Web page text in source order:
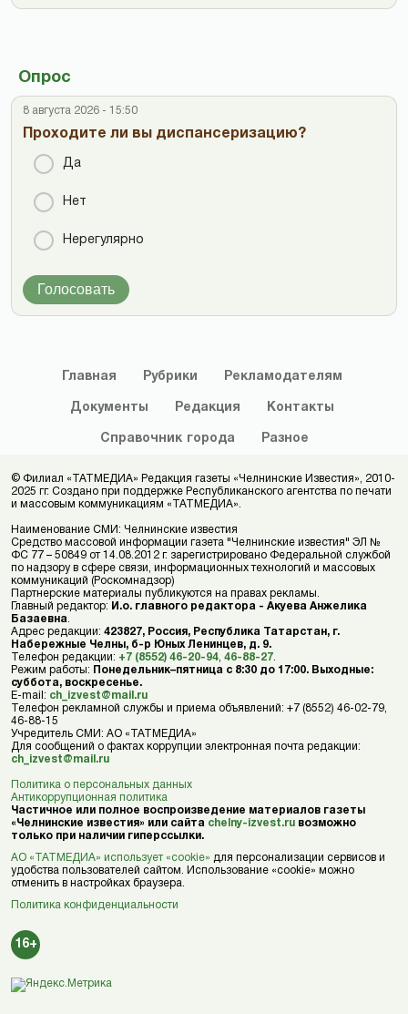
Опрос
8 августа 2026 - 15:50
Проходите ли вы диспансеризацию?
Да
Нет
Нерегулярно
Голосовать
Главная Рубрики Рекламодателям
Документы Редакция Контакты
Справочник города Разное
© Филиал «ТАТМЕДИА» Редакция газеты «Челнинские Известия», 2010-
2025 гг. Создано при поддержке Республиканского агентства по печати
и массовым коммуникациям «ТАТМЕДИА».
Наименование СМИ: Челнинские известия
Средство массовой информации газета "Челнинские известия" ЭЛ №
ФС 77 – 50849 от 14.08.2012 г. зарегистрировано Федеральной службой
по надзору в сфере связи, информационных технологий и массовых
коммуникаций (Роскомнадзор)
Партнерские материалы публикуются на правах рекламы.
Главный редактор: И.о. главного редактора - Акуева Анжелика
Базаевна
Адрес редакции: 423827, Россия, Республика Татарстан, г.
Набережные Челны, б-р Юных Ленинцев, д. 9.
Телефон редакции: +7 (8552) 46-20-94 46-88-27
Режим работы: Понедельник–пятница с 8:30 до 17:00. Выходные:
суббота, воскресенье.
E-mail: ch_izvest@mail.ru
Телефон рекламной службы и приема объявлений: +7 (8552) 46-02-79,
46-88-15
Учредитель СМИ: АО «ТАТМЕДИА»
Для сообщений о фактах коррупции электронная почта редакции:
ch_izvest@mail.ru
Политика о персональных данных
Антикоррупционная политика
Частичное или полное воспроизведение материалов газеты
«Челнинские известия» или сайта chelny-izvest.ru возможно
только при наличии гиперссылки.
АО «ТАТМЕДИА» использует «cookie» для персонализации сервисов и
удобства пользователей сайтом. Использование «cookie» можно
отменить в настройках браузера.
Политика конфиденциальности
16+